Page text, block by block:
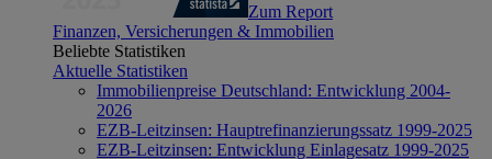
Zum Report
Finanzen, Versicherungen & Immobilien
Beliebte Statistiken
Aktuelle Statistiken
Immobilienpreise Deutschland: Entwicklung 2004-
2026
EZB-Leitzinsen: Hauptrefinanzierungssatz 1999-2025
EZB-Leitzinsen: Entwicklung Einlagesatz 1999-2025